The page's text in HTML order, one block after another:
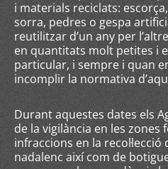
i materials reciclats:
sorra, pedres o gespa
reutilitzar d’un any per
en quantitats molt petites i
particular, i sempre i quan
incomplir la normativa
Durant aquestes dates els
de la vigilància en les
infraccions en la
nadalenc així com de